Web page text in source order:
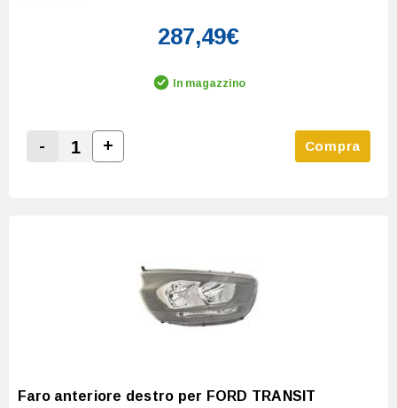
287,49€
In magazzino
Decrease Quantity:
-
Increase Quantity:
+ Compra
Faro anteriore destro per FORD TRANSIT